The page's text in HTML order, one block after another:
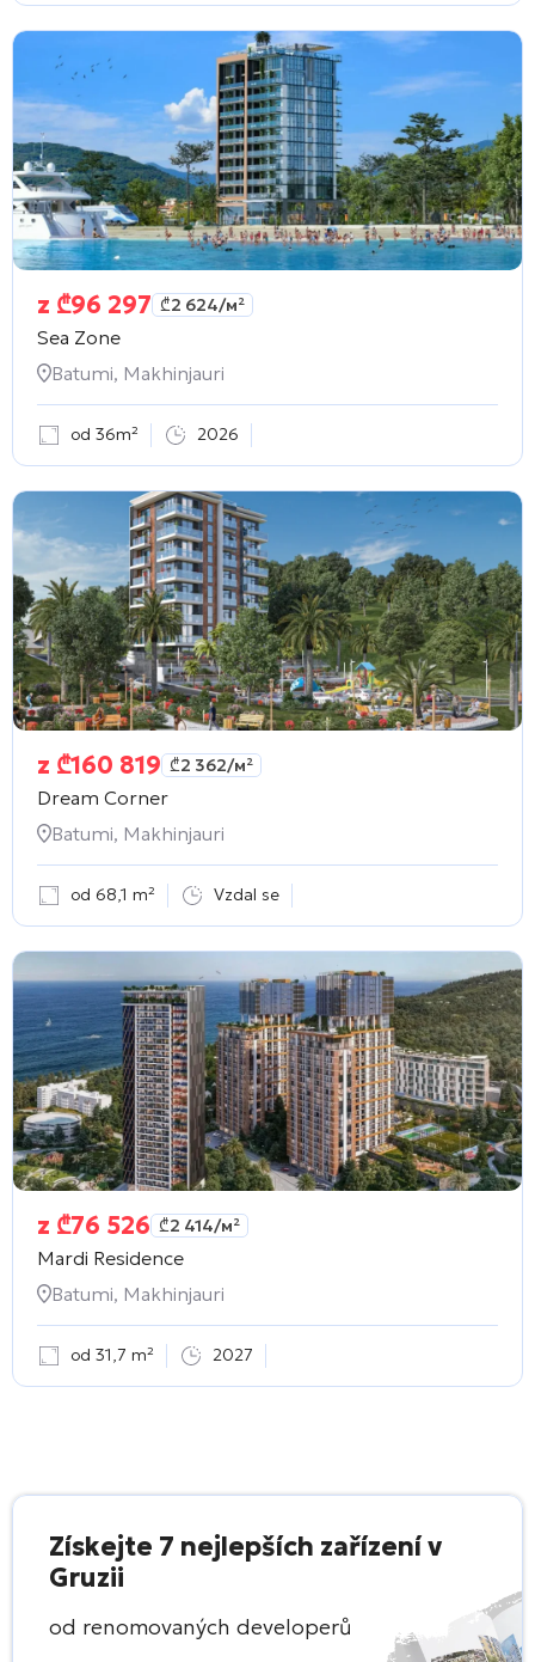
z ₾96 297 ₾2 624/м²
Sea Zone
Batumi, Makhinjauri
od 36m² 2026
z ₾160 819 ₾2 362/м²
Dream Corner
Batumi, Makhinjauri
od 68,1 m² Vzdal se
z ₾76 526 ₾2 414/м²
Mardi Residence
Batumi, Makhinjauri
od 31,7 m² 2027
Získejte 7 nejlepších zařízení v
Gruzii
od renomovaných developerů